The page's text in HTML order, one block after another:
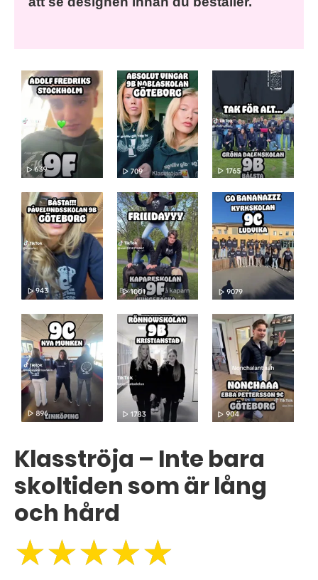
Klasströja – Inte bara
skoltiden som är lång
och hård
★★★★★
★★★★★